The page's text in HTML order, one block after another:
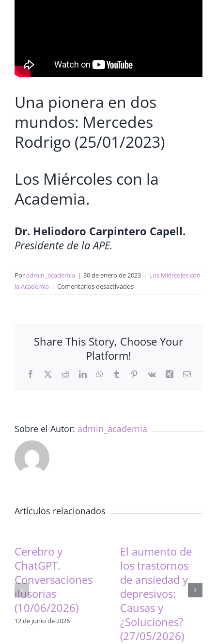
Una pionera en dos
mundos: Mercedes
Rodrigo (25/01/2023)
Los Miércoles con la
Academia.
Dr. Heliodoro Carpintero Capell.
Presidente de la APE.
Poradmin_academia | 30 de enero de 2023 | Los Miércoles con
la Academia | Comentarios desactivadosen
Una
mundos:
(25/01/2023)
Share This Story, Choose Your
Platform!
Facebook
X RedditLinkedInWhatsApp
TumblrPinterest
Vk Xing Correo
Sobre el Autor: admin_academia
Artículos relacionados
Cerebro y
ChatGPT.
Conversaciones
ilusorias
(10/06/2026)
12 de junio de 2026
El aumento de
los trastornos
de ansiedad y
depresivos:
Causas y
¿Soluciones?
(27/05/2026)